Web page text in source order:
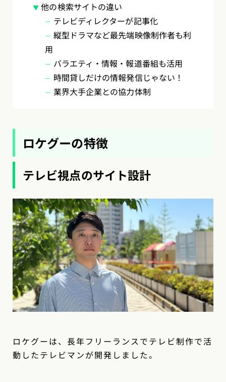
他の検索サイトの違い
テレビディレクターが記事化
縦型ドラマなど最先端映像制作者も利
用
バラエティ・情報・報道番組も活用
時間貸しだけの情報発信じゃない！
業界大手企業との協力体制
ロケグーの特徴
テレビ視点のサイト設計
ロケグーは、長年フリーランスでテレビ制作で活
動したテレビマンが開発しました。